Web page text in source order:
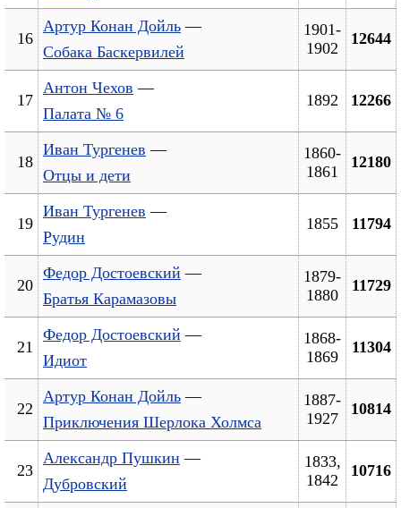
16
Артур Конан Дойль —
Собака Баскервилей
1901-
1902
12644
17
Антон Чехов —
Палата № 6
1892 12266
18
Иван Тургенев —
Отцы и дети
1860-
1861
12180
19
Иван Тургенев —
Рудин
1855 11794
20
Федор Достоевский —
Братья Карамазовы
1879-
1880
11729
21
Федор Достоевский —
Идиот
1868-
1869
11304
22
Артур Конан Дойль —
Приключения Шерлока Холмса
1887-
1927
10814
23
Александр Пушкин —
Дубровский
1833,
1842
10716